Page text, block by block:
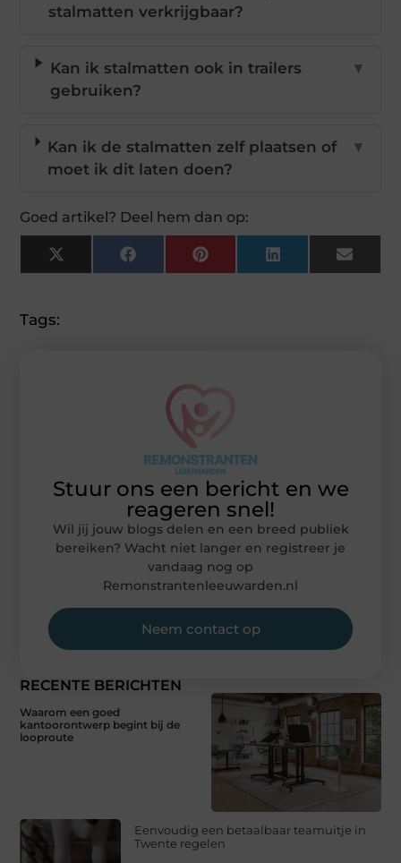
stalmatten verkrijgbaar?
Kan ik stalmatten ook in trailers
gebruiken?
▼
Kan ik de stalmatten zelf plaatsen of
moet ik dit laten doen?
▼
Goed artikel? Deel hem dan op:
X
(Twitter)
FacebookPinterestLinkedInEmail
Tags:
RECENTE BERICHTEN
Waarom een goed
kantoorontwerp begint bij de
looproute
Eenvoudig een betaalbaar teamuitje in
Twente regelen
Stuur ons een bericht en we
reageren snel!
Wil jij jouw blogs delen en een breed publiek
bereiken? Wacht niet langer en registreer je
vandaag nog op
Remonstrantenleeuwarden.nl
Neem contact op